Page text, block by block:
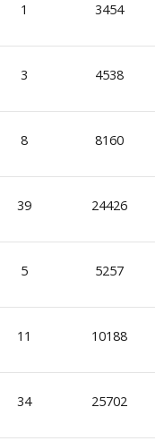
1 3454
3 4538
8 8160
39 24426
5 5257
11 10188
34 25702